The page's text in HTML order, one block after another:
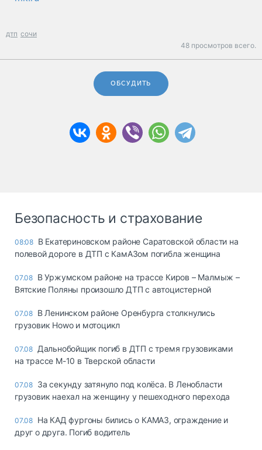
дтп сочи
48 просмотров всего.
ОБСУДИТЬ
Безопасность и страхование
08:08 В Екатериновском районе Саратовской области на
полевой дороге в ДТП с КамАЗом погибла женщина
07.08 В Уржумском районе на трассе Киров – Малмыж –
Вятские Поляны произошло ДТП с автоцистерной
07.08 В Ленинском районе Оренбурга столкнулись
грузовик Howo и мотоцикл
07.08 Дальнобойщик погиб в ДТП с тремя грузовиками
на трассе М-10 в Тверской области
07.08 За секунду затянуло под колёса. В Ленобласти
грузовик наехал на женщину у пешеходного перехода
07.08 На КАД фургоны бились о КАМАЗ, ограждение и
друг о друга. Погиб водитель